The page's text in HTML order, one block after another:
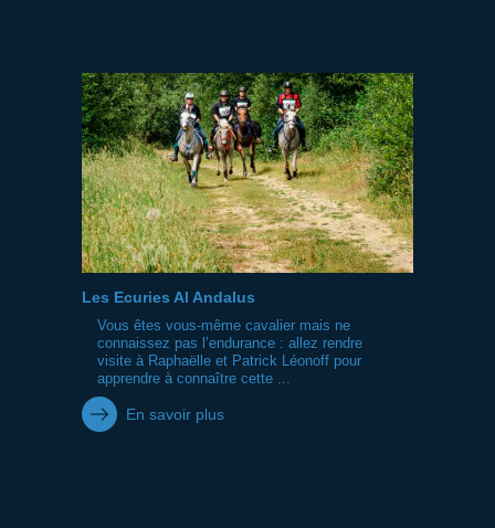
Les Ecuries Al Andalus
Vous êtes vous-même cavalier mais ne
connaissez pas l’endurance : allez rendre
visite à Raphaëlle et Patrick Léonoff pour
apprendre à connaître cette ...
En savoir plus